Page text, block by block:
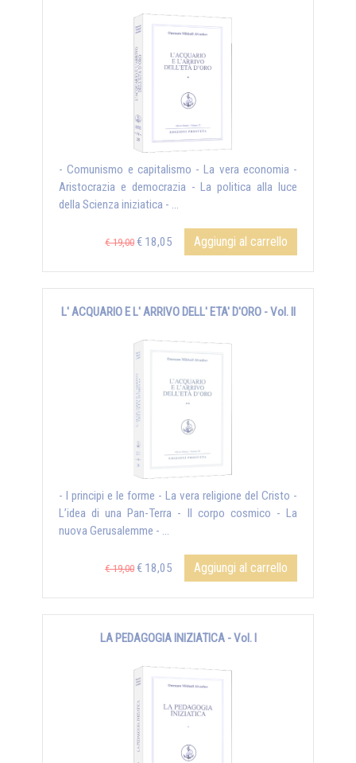
- Comunismo e capitalismo - La vera economia -
Aristocrazia e democrazia - La politica alla luce
della Scienza iniziatica - ...
€ 19,00 € 18,05 Aggiungi al carrello
L' ACQUARIO E L' ARRIVO DELL' ETA' D'ORO - Vol. II
- I principi e le forme - La vera religione del Cristo -
L’idea di una Pan-Terra - Il corpo cosmico - La
nuova Gerusalemme - ...
€ 19,00 € 18,05 Aggiungi al carrello
LA PEDAGOGIA INIZIATICA - Vol. I